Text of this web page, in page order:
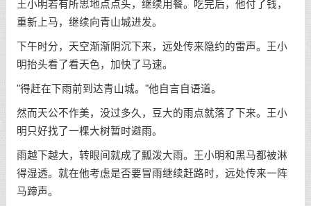
王小明若有所思地点点头，继续用餐。吃完后，他付了钱，
重新上马，继续向青山城进发。
下午时分，天空渐渐阴沉下来，远处传来隐约的雷声。王小
明抬头看了看天色，加快了马速。
"得赶在下雨前到达青山城。"他自言自语道。
然而天公不作美，没过多久，豆大的雨点就落了下来。王小
明只好找了一棵大树暂时避雨。
雨越下越大，转眼间就成了瓢泼大雨。王小明和黑马都被淋
得湿透。就在他考虑是否要冒雨继续赶路时，远处传来一阵
马蹄声。